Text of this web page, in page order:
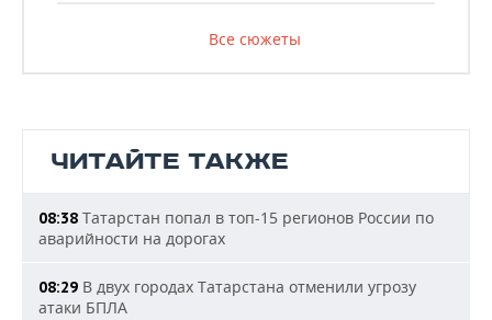
Все сюжеты
ЧИТАЙТЕ ТАКЖЕ
08:38 Татарстан попал в топ-15 регионов России по
аварийности на дорогах
08:29 В двух городах Татарстана отменили угрозу
атаки БПЛА